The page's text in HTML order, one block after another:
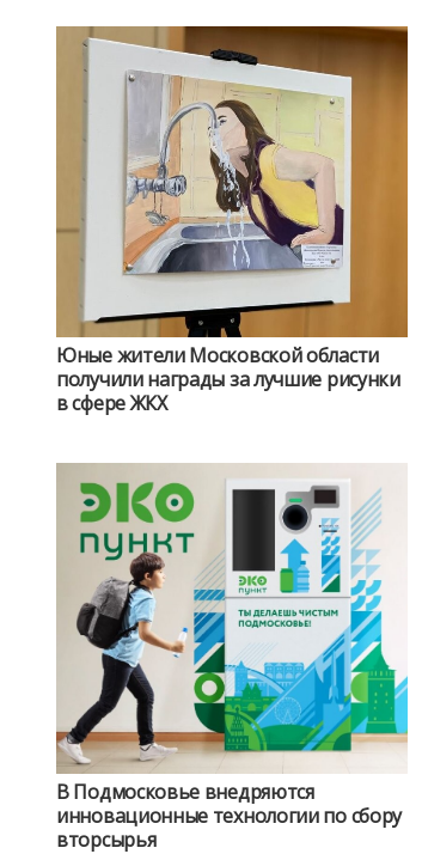
Юные жители Московской области
получили награды за лучшие рисунки
в сфере ЖКХ
В Подмосковье внедряются
инновационные технологии по сбору
вторсырья